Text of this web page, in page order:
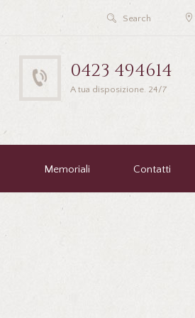
0423 494614
A tua disposizione. 24/7
Memoriali Contatti